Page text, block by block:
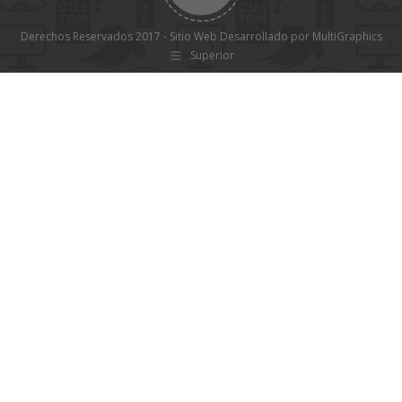
Derechos Reservados 2017 - Sitio Web Desarrollado por MultiGraphics
Superior